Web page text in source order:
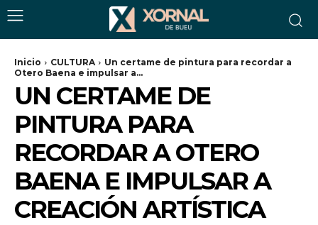
Inicio CULTURA
Un certame de pintura para recordar a
Otero Baena e impulsar a...
UN CERTAME DE
PINTURA PARA
RECORDAR A OTERO
BAENA E IMPULSAR A
CREACIÓN ARTÍSTICA